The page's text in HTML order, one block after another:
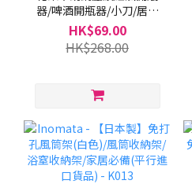
器/啤酒開瓶器/小刀/居家
必備 –K057
HK$69.00
HK$268.00